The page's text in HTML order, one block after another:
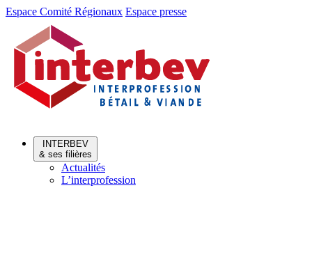
Aller
Aller
contenu
Espace Comité Régionaux Espace presse
INTERBEV
& ses filières
Actualités
L’interprofession